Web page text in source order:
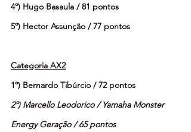
4º) Hugo Basaula / 81 pontos
5º) Hector Assunção / 77 pontos
Categoria AX2
1º) Bernardo Tibúrcio / 72 pontos
2º) Marcello Leodorico / Yamaha Monster
Energy Geração / 65 pontos